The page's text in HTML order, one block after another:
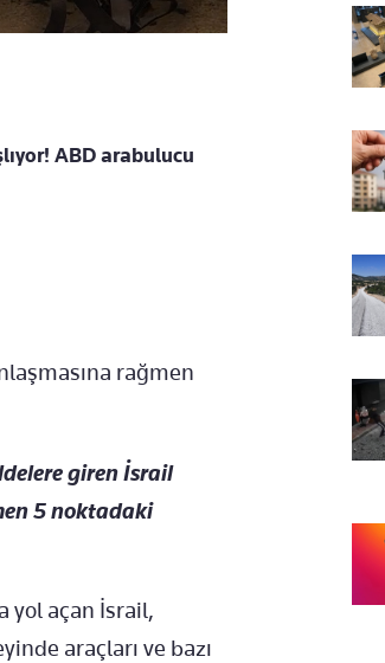
ABD arabulucu
rağmen
giren İsrail
5 noktadaki
yol açan İsrail,
araçları ve bazı